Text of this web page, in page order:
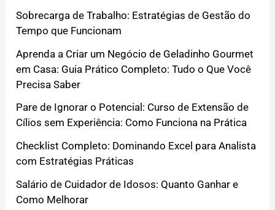
Sobrecarga de Trabalho: Estratégias de Gestão do
Tempo que Funcionam
Aprenda a Criar um Negócio de Geladinho Gourmet
em Casa: Guia Prático Completo: Tudo o Que Você
Precisa Saber
Pare de Ignorar o Potencial: Curso de Extensão de
Cílios sem Experiência: Como Funciona na Prática
Checklist Completo: Dominando Excel para Analista
com Estratégias Práticas
Salário de Cuidador de Idosos: Quanto Ganhar e
Como Melhorar